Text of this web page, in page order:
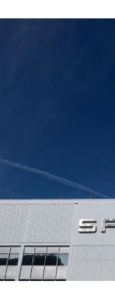
Enter para pesquisar ou ESC